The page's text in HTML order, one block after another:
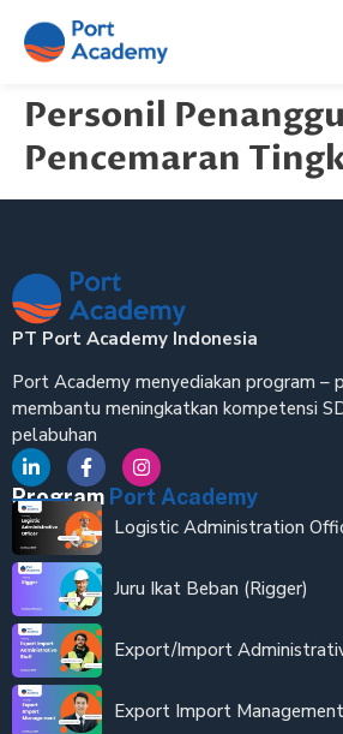
Personil
Pencemaran
PT Port Academy Indonesia
Port Academy menyediakan program –
membantu meningkatkan kompetensi
pelabuhan
Program Port Academy
Logistic Administration
Juru Ikat Beban (Rigger)
Export/Import
Export Import Management